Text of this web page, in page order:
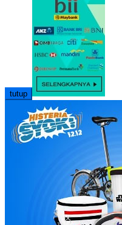
tutup